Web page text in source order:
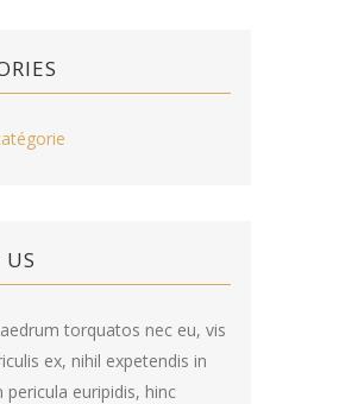
torquatos nec eu, vis
ex, nihil expetendis in
pericula euripidis, hinc